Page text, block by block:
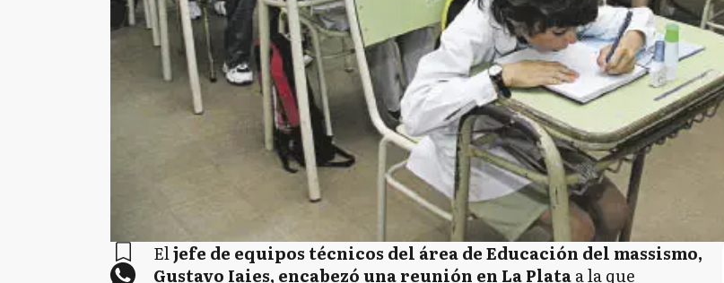
Eljefe de equipos técnicos del área de Educación del massismo,
Gustavo Iaies, encabezó una reunión en La Plataa la que